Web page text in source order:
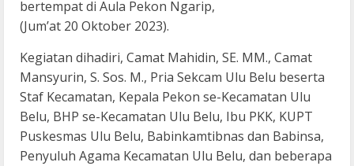
bertempat di Aula Pekon Ngarip,
(Jum’at 20 Oktober 2023).
Kegiatan dihadiri, Camat Mahidin, SE. MM., Camat
Mansyurin, S. Sos. M., Pria Sekcam Ulu Belu beserta
Staf Kecamatan, Kepala Pekon se-Kecamatan Ulu
Belu, BHP se-Kecamatan Ulu Belu, Ibu PKK, KUPT
Puskesmas Ulu Belu, Babinkamtibnas dan Babinsa,
Penyuluh Agama Kecamatan Ulu Belu, dan beberapa